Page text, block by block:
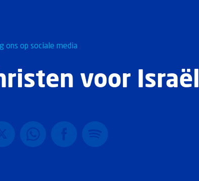
ons op sociale media
voor Israël